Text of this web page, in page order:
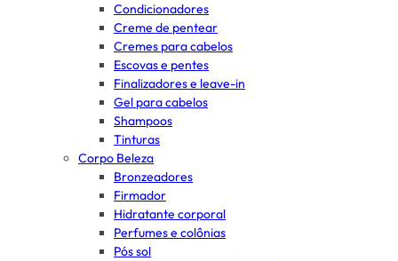
Condicionadores
Creme de pentear
Cremes para cabelos
Escovas e pentes
Finalizadores e leave-in
Gel para cabelos
Shampoos
Tinturas
Corpo Beleza
Bronzeadores
Firmador
Hidratante corporal
Perfumes e colônias
Pós sol